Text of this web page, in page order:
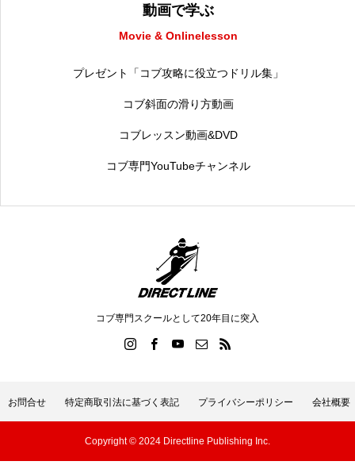
動画で学ぶ
Movie & Onlinelesson
プレゼント「コブ攻略に役立つドリル集」
コブ斜面の滑り方動画
コブレッスン動画&DVD
コブ専門YouTubeチャンネル
コブ専門スクールとして20年目に突入
お問合せ 特定商取引法に基づく表記 プライバシーポリシー 会社概要
Copyright © 2024 Directline Publishing Inc.